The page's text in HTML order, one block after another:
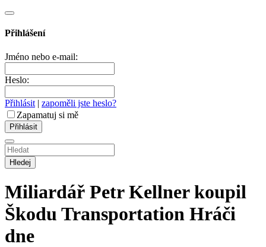
Přihlášení
Jméno nebo e-mail:
Heslo:
Přihlásit | zapoměli jste heslo?
Zapamatuj si mě
Hledej
Miliardář Petr Kellner koupil
Škodu Transportation Hráči
dne